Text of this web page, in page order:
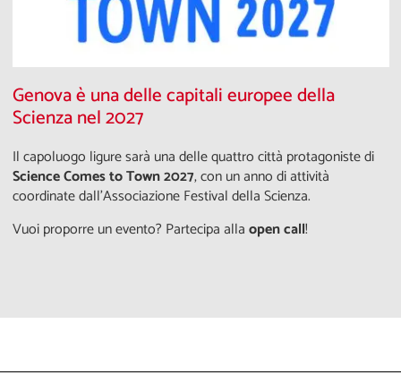
Genova è una delle capitali europee della
Scienza nel 2027
Il capoluogo ligure sarà una delle quattro città protagoniste di
Science Comes to Town 2027, con un anno di attività
coordinate dall'Associazione Festival della Scienza.
Vuoi proporre un evento? Partecipa allaopen call!